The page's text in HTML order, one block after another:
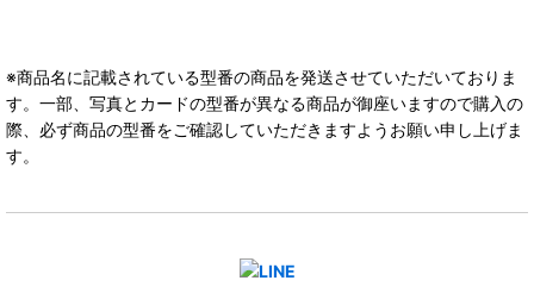
※商品名に記載されている型番の商品を発送させていただいておりま
す。一部、写真とカードの型番が異なる商品が御座いますので購入の
際、必ず商品の型番をご確認していただきますようお願い申し上げま
す。